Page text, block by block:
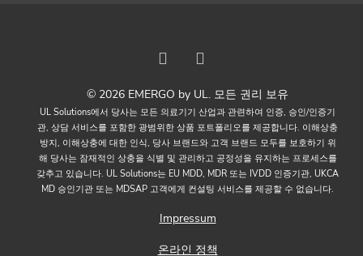
© 2026 EMERGO by UL. 모든 권리 보유
UL Solutions에서 당사는 모든 의료기기 산업과 관련하여 인증, 승인/인증기
관, 상담 서비스를 포함한 광범위한 상품 포트폴리오를 제공합니다. 이해상충
방지, 이해상충에 대한 인식, 당사 브랜드와 고객 브랜드 모두를 보호하기 위
해 당사는 잠재적인 상충을 식별 및 관리하고 공정성을 유지하는 프로세스를
갖추고 있습니다. UL Solutions는 EU MDD, MDR 또는 IVDD 인증기관, UKCA
MD 승인기관 또는 MDSAP 고객에게 컨설팅 서비스를 제공할 수 없습니다.
Impressum
온라인 정책